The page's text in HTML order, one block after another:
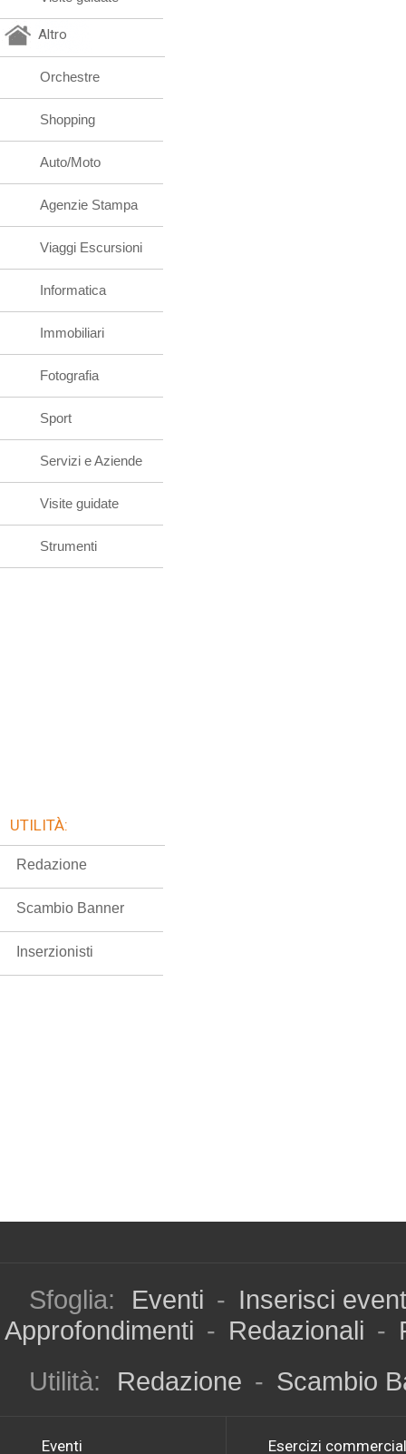
Altro
Orchestre
Shopping
Auto/Moto
Agenzie Stampa
Viaggi Escursioni
Informatica
Immobiliari
Fotografia
Sport
Servizi e Aziende
Visite guidate
Strumenti
UTILITÀ:
Redazione
Scambio Banner
Inserzionisti
Sfoglia: Eventi - Inserisci
Approfondimenti - Redazionali -
Utilità:
Redazione - Scambio
Eventi Esercizi